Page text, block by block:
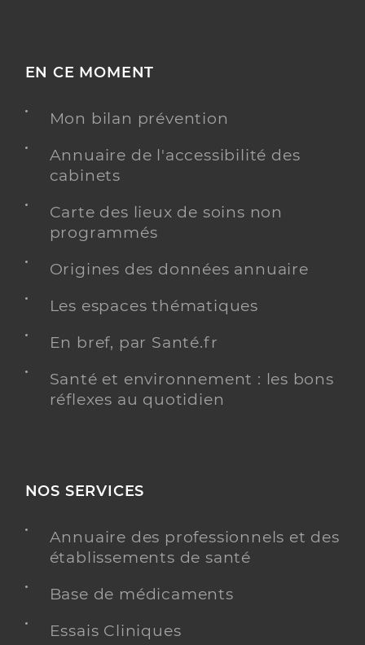
EN CE MOMENT
Mon bilan prévention
Annuaire de l'accessibilité des
cabinets
Carte des lieux de soins non
programmés
Origines des données annuaire
Les espaces thématiques
En bref, par Santé.fr
Santé et environnement : les bons
réflexes au quotidien
NOS SERVICES
Annuaire des professionnels et des
établissements de santé
Base de médicaments
Essais Cliniques